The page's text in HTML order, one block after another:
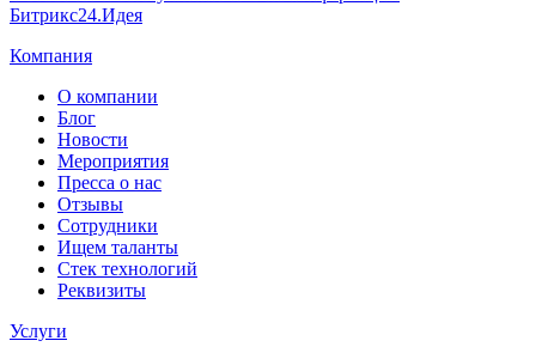
Битрикс24.Идея
Компания
О компании
Блог
Новости
Мероприятия
Пресса о нас
Отзывы
Сотрудники
Ищем таланты
Стек технологий
Реквизиты
Услуги